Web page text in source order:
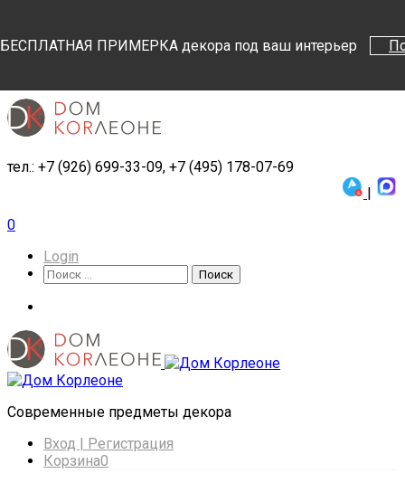
БЕСПЛАТНАЯ ПРИМЕРКА декора под ваш интерьер
тел.: +7 (926) 699-33-09, +7 (495) 178-07-69
|
0
Login
Поиск
Поиск
Cовременные предметы декора
Вход | Регистрация
Корзина0